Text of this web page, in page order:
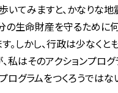
いてみますと、かなりな
生命財産を守るために
。しかし、行政は少なく
私はそのアクションプ
ログラムをつくろうでは